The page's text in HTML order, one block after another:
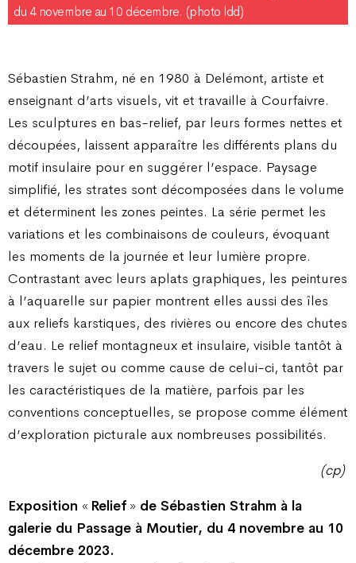
du 4 novembre au 10 décembre. (photo ldd)
Sébastien Strahm, né en 1980 à Delémont, artiste et
enseignant d’arts visuels, vit et travaille à Courfaivre.
Les sculptures en bas-relief, par leurs formes nettes et
découpées, laissent apparaître les différents plans du
motif insulaire pour en suggérer l’espace. Paysage
simplifié, les strates sont décomposées dans le volume
et déterminent les zones peintes. La série permet les
variations et les combinaisons de couleurs, évoquant
les moments de la journée et leur lumière propre.
Contrastant avec leurs aplats graphiques, les peintures
à l’aquarelle sur papier montrent elles aussi des îles
aux reliefs karstiques, des rivières ou encore des chutes
d’eau. Le relief montagneux et insulaire, visible tantôt à
travers le sujet ou comme cause de celui-ci, tantôt par
les caractéristiques de la matière, parfois par les
conventions conceptuelles, se propose comme élément
d’exploration picturale aux nombreuses possibilités.
(cp)
Exposition « Relief » de Sébastien Strahm à la
galerie du Passage à Moutier, du 4 novembre au 10
décembre 2023.